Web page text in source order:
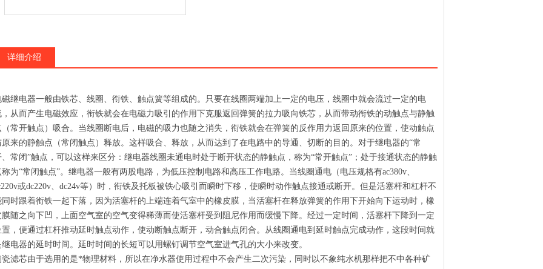
详细介绍
磁继电器一般由铁芯、线圈、衔铁、触点簧等组成的。只要在线圈两端加上一定的电压，线圈中就会流过一定的电
，从而产生电磁效应，衔铁就会在电磁力吸引的作用下克服返回弹簧的拉力吸向铁芯，从而带动衔铁的动触点与静触
（常开触点）吸合。当线圈断电后，电磁的吸力也随之消失，衔铁就会在弹簧的反作用力返回原来的位置，使动触点
原来的静触点（常闭触点）释放。这样吸合、释放，从而达到了在电路中的导通、切断的目的。对于继电器的“常
、常闭”触点，可以这样来区分：继电器线圈未通电时处于断开状态的静触点，称为“常开触点”；处于接通状态的静触
称为“常闭触点”。继电器一般有两股电路，为低压控制电路和高压工作电路。当线圈通电（电压规格有ac380v、
或dc220v、dc24v等）时，衔铁及托板被铁心吸引而瞬时下移，使瞬时动作触点接通或断开。但是活塞杆和杠杆不
同时跟着衔铁一起下落，因为活塞杆的上端连着气室中的橡皮膜，当活塞杆在释放弹簧的作用下开始向下运动时，橡
膜随之向下凹，上面空气室的空气变得稀薄而使活塞杆受到阻尼作用而缓慢下降。经过一定时间，活塞杆下降到一定
置，便通过杠杆推动延时触点动作，使动断触点断开，动合触点闭合。从线圈通电到延时触点完成动作，这段时间就
继电器的延时时间。延时时间的长短可以用螺钉调节空气室进气孔的大小来改变。
瓷滤芯由于选用的是*物理材料，所以在净水器使用过程中不会产生二次污染，同时以不象纯水机那样把不中各种矿